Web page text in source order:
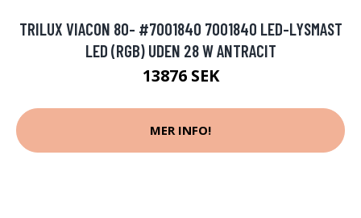
TRILUX VIACON 80- #7001840 7001840 LED-LYSMAST
LED (RGB) UDEN 28 W ANTRACIT
13876 SEK
MER INFO!